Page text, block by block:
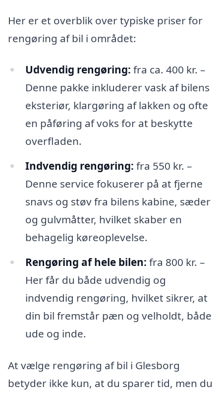
Her er et overblik over typiske priser for
rengøring af bil i området:
Udvendig rengøring: fra ca. 400 kr. –
Denne pakke inkluderer vask af bilens
eksteriør, klargøring af lakken og ofte
en påføring af voks for at beskytte
overfladen.
Indvendig rengøring: fra 550 kr. –
Denne service fokuserer på at fjerne
snavs og støv fra bilens kabine, sæder
og gulvmåtter, hvilket skaber en
behagelig køreoplevelse.
Rengøring af hele bilen: fra 800 kr. –
Her får du både udvendig og
indvendig rengøring, hvilket sikrer, at
din bil fremstår pæn og velholdt, både
ude og inde.
At vælge rengøring af bil i Glesborg
betyder ikke kun, at du sparer tid, men du